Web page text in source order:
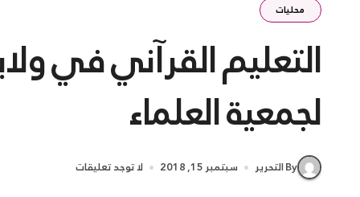
محليات
التعليم القرآني في
لجمعية العلماء
By التحرير سبتمبر 15, 2018 لا توجد تعليقات